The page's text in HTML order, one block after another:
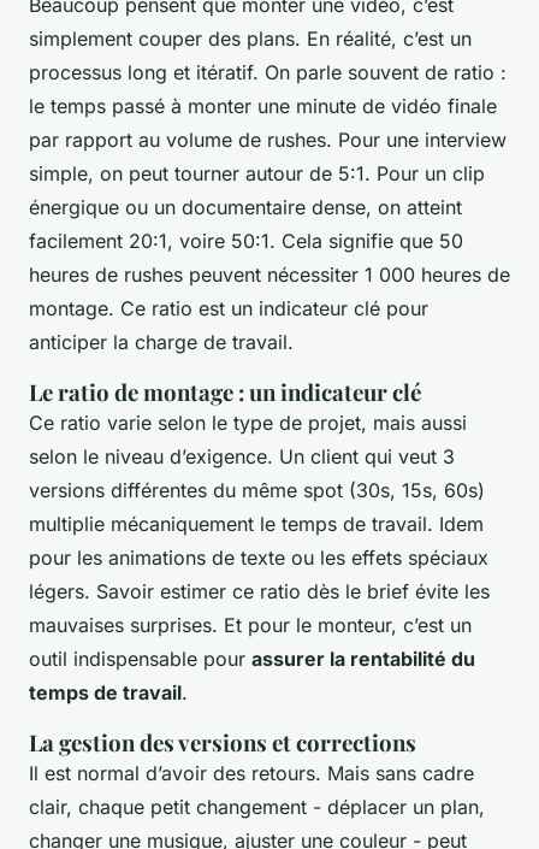
simplement couper des plans. En réalité, c’est un
processus long et itératif. On parle souvent de ratio :
le temps passé à monter une minute de vidéo finale
par rapport au volume de rushes. Pour une interview
simple, on peut tourner autour de 5:1. Pour un clip
énergique ou un documentaire dense, on atteint
facilement 20:1, voire 50:1. Cela signifie que 50
heures de rushes peuvent nécessiter 1 000 heures de
montage. Ce ratio est un indicateur clé pour
anticiper la charge de travail.
Le ratio de montage : un indicateur clé
Ce ratio varie selon le type de projet, mais aussi
selon le niveau d’exigence. Un client qui veut 3
versions différentes du même spot (30s, 15s, 60s)
multiplie mécaniquement le temps de travail. Idem
pour les animations de texte ou les effets spéciaux
légers. Savoir estimer ce ratio dès le brief évite les
mauvaises surprises. Et pour le monteur, c’est un
outil indispensable pour assurer la rentabilité du
temps de travail.
La gestion des versions et corrections
Il est normal d’avoir des retours. Mais sans cadre
clair, chaque petit changement - déplacer un plan,
changer une musique, ajuster une couleur - peut